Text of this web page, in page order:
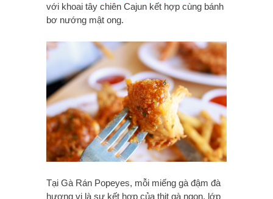
với khoai tây chiên Cajun kết hợp cùng bánh
bơ nướng mật ong.
Tại Gà Rán Popeyes, mỗi miếng gà đậm đà
hương vị là sự kết hợp của thịt gà ngon, lớp